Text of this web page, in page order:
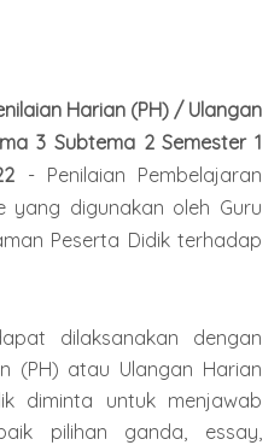
Harian (PH) / Ulangan
3 Subtema 2 Semester 1
- Penilaian Pembelajaran
digunakan oleh Guru
Peserta Didik terhadap
dilaksanakan dengan
(PH) atau Ulangan Harian
diminta untuk menjawab
pilihan ganda, essay,